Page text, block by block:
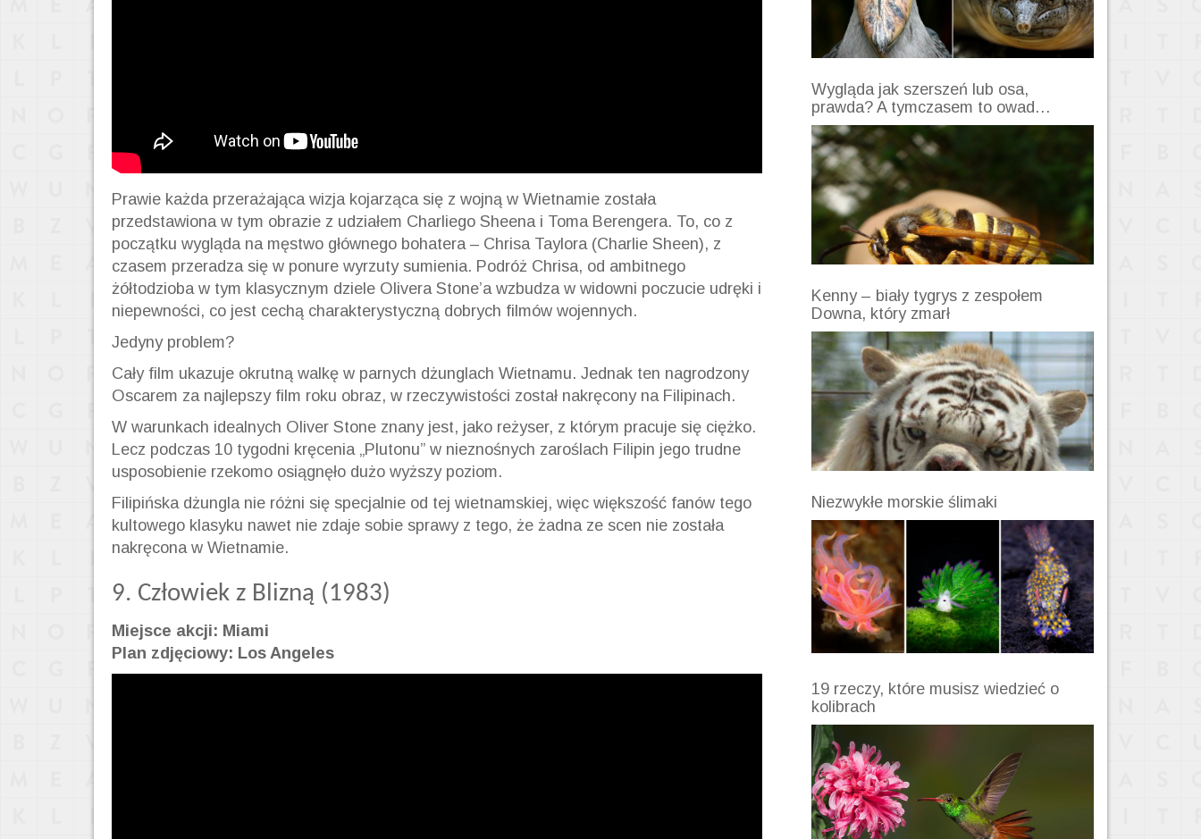
Prawie każda przerażająca wizja kojarząca się z wojną w Wietnamie została
przedstawiona w tym obrazie z udziałem Charliego Sheena i Toma Berengera. To, co z
początku wygląda na męstwo głównego bohatera – ChrisaTaylora (Charlie Sheen), z
czasem przeradza się w ponure wyrzuty sumienia. Podróż Chrisa, od ambitnego
żółtodzioba w tym klasycznym dziele Olivera Stone’a wzbudza w widowni poczucie udręki i
niepewności, co jest cechą charakterystyczną dobrych filmów wojennych.
Jedyny problem?
Cały film ukazuje okrutną walkę w parnych dżunglach Wietnamu. Jednak ten nagrodzony
Oscarem za najlepszy film roku obraz, w rzeczywistości został nakręcony na Filipinach.
W warunkach idealnych Oliver Stone znany jest, jako reżyser, z którym pracuje się ciężko.
Lecz podczas 10 tygodni kręcenia „Plutonu” w nieznośnych zaroślach Filipin jego trudne
usposobienie rzekomo osiągnęło dużo wyższy poziom.
Filipińska dżungla nie różni się specjalnie od tej wietnamskiej, więc większość fanów tego
kultowego klasyku nawet nie zdaje sobie sprawy z tego, że żadna ze scen nie została
nakręcona w Wietnamie.
9. Człowiek z Blizną (1983)
Miejsce akcji: Miami
Plan zdjęciowy: Los Angeles
Wygląda jak szerszeń lub osa,
prawda? A tymczasem to owad…
Kenny – biały tygrys z zespołem
Downa, który zmarł
Niezwykłe morskie ślimaki
19 rzeczy, które musisz wiedzieć o
kolibrach